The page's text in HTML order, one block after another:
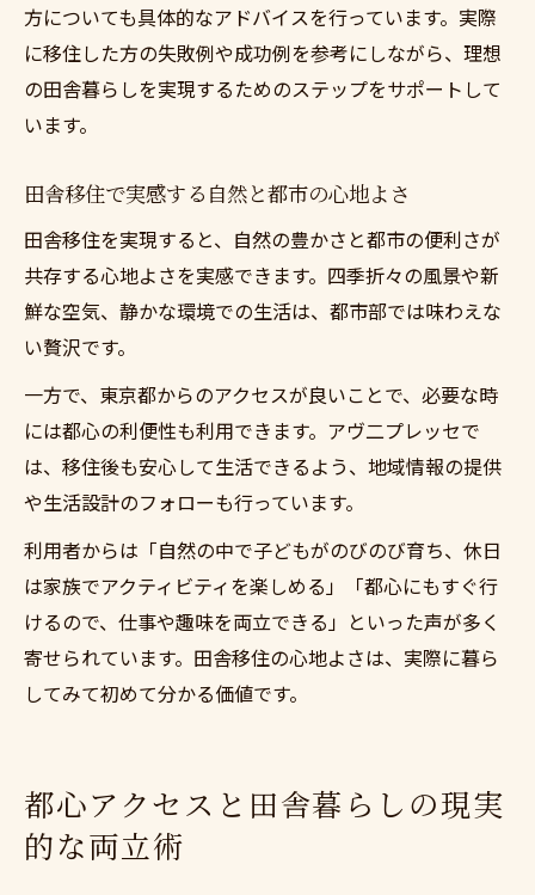
方についても具体的なアドバイスを行っています。実際
に移住した方の失敗例や成功例を参考にしながら、理想
の田舎暮らしを実現するためのステップをサポートして
います。
田舎移住で実感する自然と都市の心地よさ
田舎移住を実現すると、自然の豊かさと都市の便利さが
共存する心地よさを実感できます。四季折々の風景や新
鮮な空気、静かな環境での生活は、都市部では味わえな
い贅沢です。
一方で、東京都からのアクセスが良いことで、必要な時
には都心の利便性も利用できます。アヴ二プレッセで
は、移住後も安心して生活できるよう、地域情報の提供
や生活設計のフォローも行っています。
利用者からは「自然の中で子どもがのびのび育ち、休日
は家族でアクティビティを楽しめる」「都心にもすぐ行
けるので、仕事や趣味を両立できる」といった声が多く
寄せられています。田舎移住の心地よさは、実際に暮ら
してみて初めて分かる価値です。
都心アクセスと田舎暮らしの現実
的な両立術